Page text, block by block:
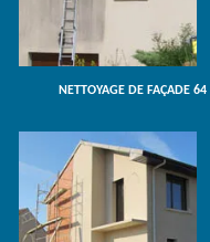
NETTOYAGE DE FAÇADE 64